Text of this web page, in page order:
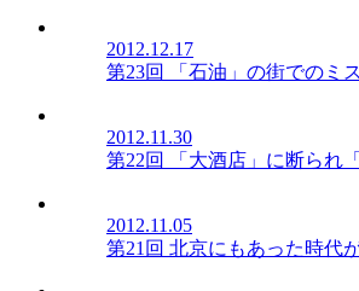
2012.12.17
第23回 「石油」の街でのミ
2012.11.30
第22回 「大酒店」に断られ
2012.11.05
第21回 北京にもあった時代